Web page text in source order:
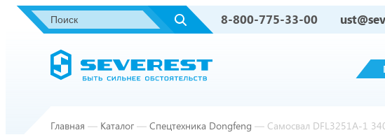
8-800-775-33-00
Главная — Каталог — Спецтехника Dongfeng — Самосвал DFL3251А-1